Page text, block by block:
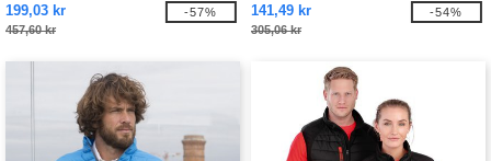
199,03 kr
457,60 kr
-57% 141,49 kr
305,06 kr
-54%